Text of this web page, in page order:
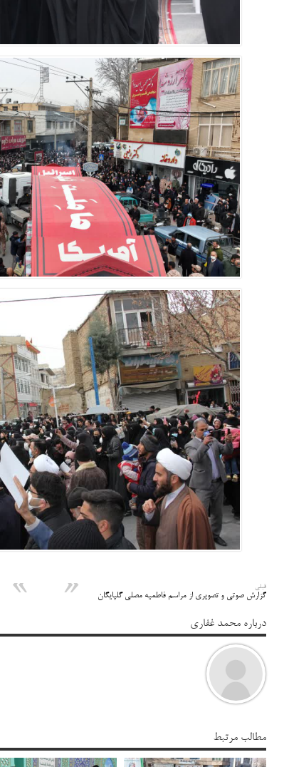
قبلی
گزارش صوتی و تصویری از مراسم فاطمیه مصلی گلپایگان
درباره محمد غفاری
مطالب مرتبط